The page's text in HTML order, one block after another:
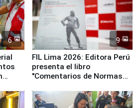
6 9
FIL Lima 2026: Editora Perú
presenta el libro
"Comentarios de Normas
Derecho Colectivo"